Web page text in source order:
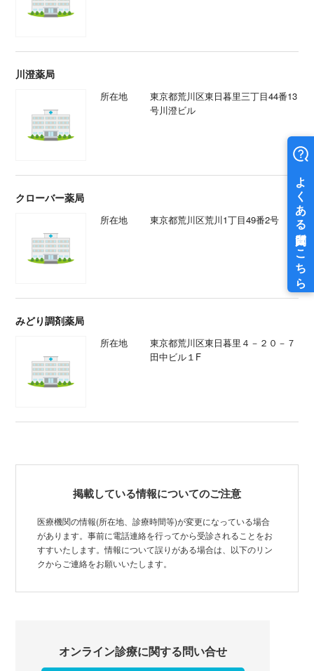
川澄薬局
所在地
東京都荒川区東日暮里三丁目44番13
号川澄ビル
クローバー薬局
所在地 東京都荒川区荒川1丁目49番2号
みどり調剤薬局
所在地
東京都荒川区東日暮里４－２０－７
田中ビル１F
掲載している情報についてのご注意
医療機関の情報(所在地、診療時間等)が変更になっている場合
があります。事前に電話連絡を行ってから受診されることをお
すすいたします。情報について誤りがある場合は、以下のリン
クからご連絡をお願いいたします。
オンライン診療に関する問い合せ